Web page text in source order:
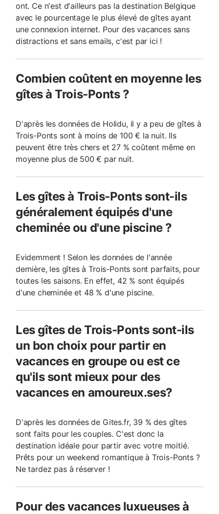
ont. Ce n'est d'ailleurs pas la destination Belgique
avec le pourcentage le plus élevé de gîtes ayant
une connexion internet. Pour des vacances sans
distractions et sans emails, c'est par ici !
Combien coûtent en moyenne les
gîtes à Trois-Ponts ?
D'après les données de Holidu, il y a peu de gîtes à
Trois-Ponts sont à moins de 100 € la nuit. Ils
peuvent être très chers et 27 % coûtent même en
moyenne plus de 500 € par nuit.
Les gîtes à Trois-Ponts sont-ils
généralement équipés d'une
cheminée ou d'une piscine ?
Evidemment ! Selon les données de l'année
dernière, les gîtes à Trois-Ponts sont parfaits, pour
toutes les saisons. En effet, 42 % sont équipés
d'une cheminée et 48 % d'une piscine.
Les gîtes de Trois-Ponts sont-ils
un bon choix pour partir en
vacances en groupe ou est ce
qu'ils sont mieux pour des
vacances en amoureux.ses?
D'après les données de Gites.fr, 39 % des gîtes
sont faits pour les couples. C'est donc la
destination idéale pour partir avec votre moitié.
Prêts pour un weekend romantique à Trois-Ponts ?
Ne tardez pas à réserver !
Pour des vacances luxueuses à